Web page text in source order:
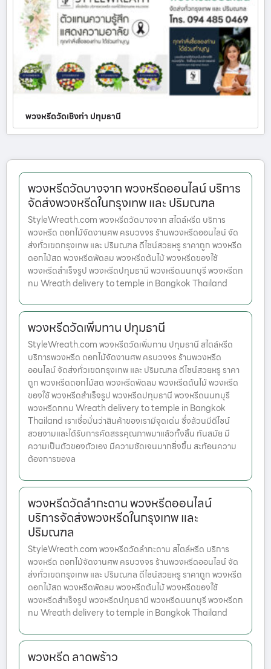
พวงหรีดวัดเชิงท่า ปทุมธานี
พวงหรีดวัดบางจาก พวงหรีดออนไลน์ บริการ
จัดส่งพวงหรีดในกรุงเทพ และ ปริมณฑล
StyleWreath.com พวงหรีดวัดบางจาก สไตล์หรีด บริการ
พวงหรีด ดอกไม้จัดงานศพ ครบวงจร ร้านพวงหรีดออนไลน์ จัด
ส่งทั่วเขตกรุงเทพ และ ปริมณฑล ดีไซน์สวยหรู ราคาถูก พวงหรีด
ดอกไม้สด พวงหรีดพัดลม พวงหรีดต้นไม้ พวงหรีดของใช้
พวงหรีดสำเร็จรูป พวงหรีดปทุมธานี พวงหรีดนนทบุรี พวงหรีดก
ทม Wreath delivery to temple in Bangkok Thailand
พวงหรีดวัดเพิ่มทาน ปทุมธานี
StyleWreath.com พวงหรีดวัดเพิ่มทาน ปทุมธานี สไตล์หรีด
บริการพวงหรีด ดอกไม้จัดงานศพ ครบวงจร ร้านพวงหรีด
ออนไลน์ จัดส่งทั่วเขตกรุงเทพ และ ปริมณฑล ดีไซน์สวยหรู ราคา
ถูก พวงหรีดดอกไม้สด พวงหรีดพัดลม พวงหรีดต้นไม้ พวงหรีด
ของใช้ พวงหรีดสำเร็จรูป พวงหรีดปทุมธานี พวงหรีดนนทบุรี
พวงหรีดกทม Wreath delivery to temple in Bangkok
Thailand เราเชื่อมั่นว่าสินค้าของเรามีจุดเด่น ซึ่งล้วนมีดีไซน์
สวยงามและได้รับการคัดสรรคุณภาพมาแล้วทั้งสิ้น ทันสมัย มี
ความเป็นตัวของตัวเอง มีความชัดเจนมากยิ่งขึ้น สะท้อนความ
ต้องการของล
พวงหรีดวัดลำกะดาน พวงหรีดออนไลน์
บริการจัดส่งพวงหรีดในกรุงเทพ และ
ปริมณฑล
StyleWreath.com พวงหรีดวัดลำกะดาน สไตล์หรีด บริการ
พวงหรีด ดอกไม้จัดงานศพ ครบวงจร ร้านพวงหรีดออนไลน์ จัด
ส่งทั่วเขตกรุงเทพ และ ปริมณฑล ดีไซน์สวยหรู ราคาถูก พวงหรีด
ดอกไม้สด พวงหรีดพัดลม พวงหรีดต้นไม้ พวงหรีดของใช้
พวงหรีดสำเร็จรูป พวงหรีดปทุมธานี พวงหรีดนนทบุรี พวงหรีดก
ทม Wreath delivery to temple in Bangkok Thailand
พวงหรีด ลาดพร้าว